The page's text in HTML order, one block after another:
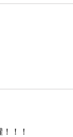
！！